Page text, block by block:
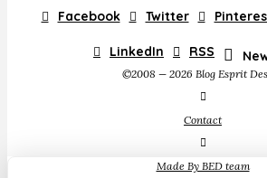
Facebook Twitter
LinkedIn RSS
©2008 — 2026 Blog Esprit
Contact
Made By BED team